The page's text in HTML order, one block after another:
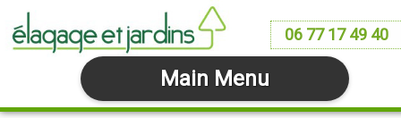
06 77 17 49 40
Main Menu